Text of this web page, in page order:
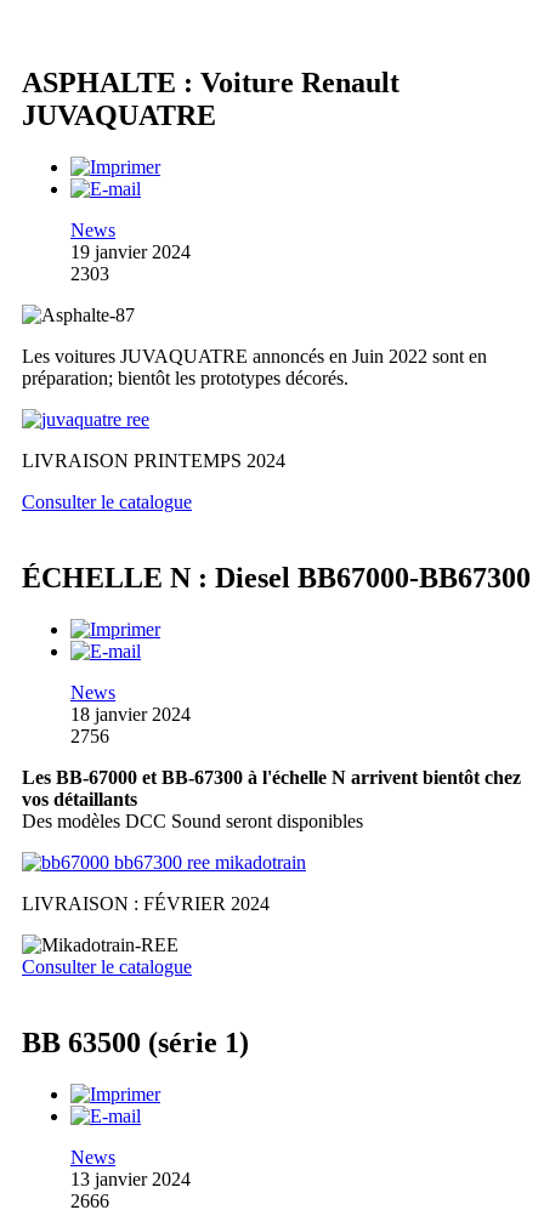
ASPHALTE : Voiture Renault
JUVAQUATRE
News
19 janvier 2024
2303
Les voitures JUVAQUATRE annoncés en Juin 2022 sont en
préparation; bientôt les prototypes décorés.
LIVRAISON PRINTEMPS 2024
Consulter le catalogue
ÉCHELLE N : Diesel BB67000-BB67300
News
18 janvier 2024
2756
Les BB-67000 et BB-67300 à l'échelle N arrivent bientôt chez
vos détaillants
Des modèles DCC Sound seront disponibles
LIVRAISON : FÉVRIER 2024
Consulter le catalogue
BB 63500 (série 1)
News
13 janvier 2024
2666